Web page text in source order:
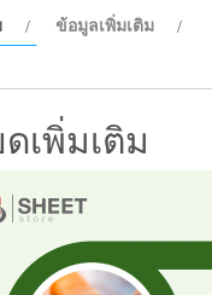
ข้อมูลเพิ่มเติม
เพิ่มเติม